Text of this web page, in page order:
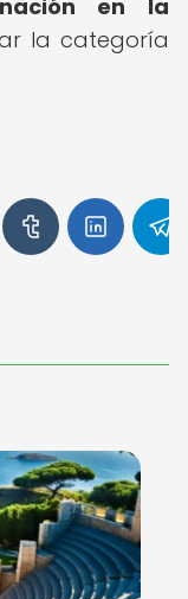
en la
la categoría